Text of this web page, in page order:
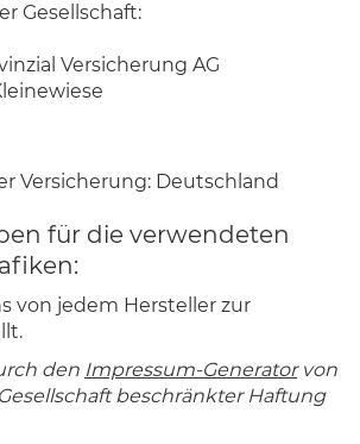
Gesellschaft:
Versicherung AG
Versicherung: Deutschland
für die verwendeten
von jedem Hersteller zur
den Impressum-Generatorvon
beschränkter Haftung